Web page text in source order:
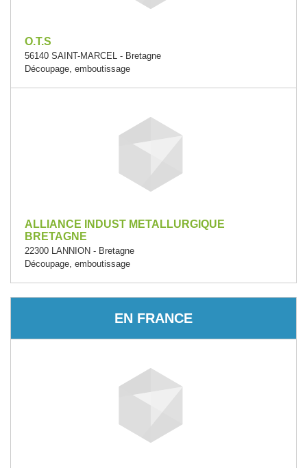
O.T.S
56140 SAINT-MARCEL - Bretagne
Découpage, emboutissage
ALLIANCE INDUST METALLURGIQUE
BRETAGNE
22300 LANNION - Bretagne
Découpage, emboutissage
EN FRANCE